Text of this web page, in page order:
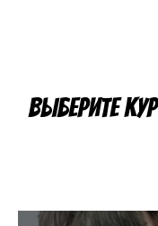
Выберите